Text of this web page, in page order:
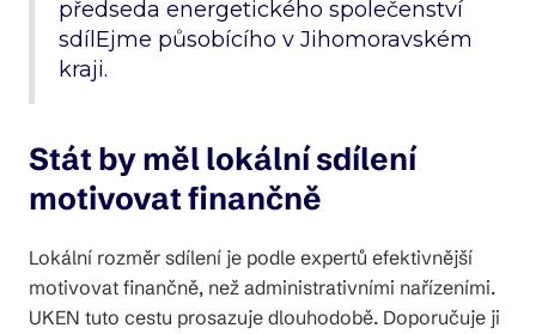
předseda energetického společenství
sdílEjme působícího v Jihomoravském
kraji.
Stát by měl lokální sdílení
motivovat finančně
Lokální rozměr sdílení je podle expertů efektivnější
motivovat finančně, než administrativními nařízeními.
UKEN tuto cestu prosazuje dlouhodobě. Doporučuje ji